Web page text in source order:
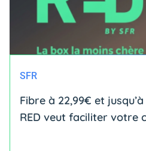
SFR
Fibre à 22,99€ et
RED veut faciliter votre